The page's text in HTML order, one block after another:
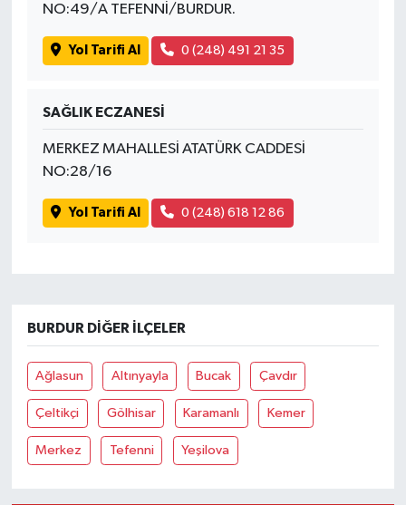
NO:49/A TEFENNİ/BURDUR.
Yol Tarifi Al 0 (248) 491 21 35
SAĞLIK ECZANESİ
MERKEZ MAHALLESİ ATATÜRK CADDESİ
NO:28/16
Yol Tarifi Al 0 (248) 618 12 86
BURDUR DIĞER İLÇELER
Ağlasun Altınyayla Bucak Çavdır
Çeltikçi Gölhisar Karamanlı Kemer
Merkez Tefenni Yeşilova